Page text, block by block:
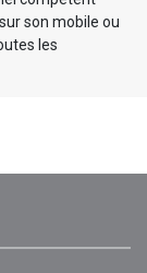
son mobile ou
les